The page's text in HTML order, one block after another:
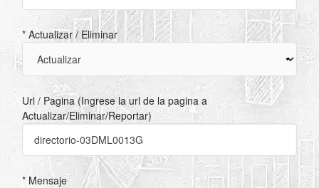
* Actualizar / Eliminar
Url / Pagina (Ingrese la url de la pagina a
Actualizar/Eliminar/Reportar)
* Mensaje